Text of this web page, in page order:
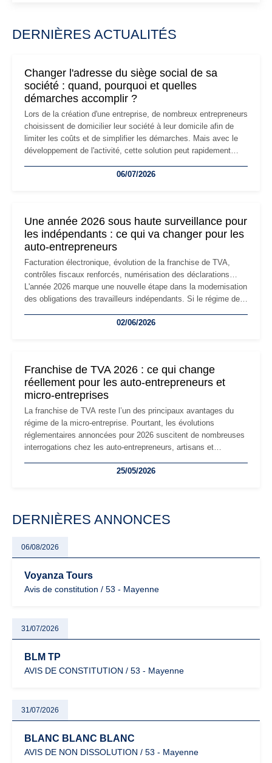
DERNIÈRES ACTUALITÉS
Changer l'adresse du siège social de sa
société : quand, pourquoi et quelles
démarches accomplir ?
Lors de la création d'une entreprise, de nombreux entrepreneurs
choisissent de domicilier leur société à leur domicile afin de
limiter les coûts et de simplifier les démarches. Mais avec le
développement de l'activité, cette solution peut rapidement
professionnels, recrutement, image de marque… Le
06/07/2026
Une année 2026 sous haute surveillance pour
les indépendants : ce qui va changer pour les
auto-entrepreneurs
Facturation électronique, évolution de la franchise de TVA,
contrôles fiscaux renforcés, numérisation des déclarations…
L'année 2026 marque une nouvelle étape dans la modernisation
des obligations des travailleurs indépendants. Si le régime de
les auto-entrepreneurs devront s'adapter à un environnement
02/06/2026
Franchise de TVA 2026 : ce qui change
réellement pour les auto-entrepreneurs et
micro-entreprises
La franchise de TVA reste l’un des principaux avantages du
régime de la micro-entreprise. Pourtant, les évolutions
réglementaires annoncées pour 2026 suscitent de nombreuses
interrogations chez les auto-entrepreneurs, artisans et
facturation ou risque de bascule vers la TVA : les règles
25/05/2026
DERNIÈRES ANNONCES
06/08/2026
Voyanza Tours
Avis de constitution / 53 - Mayenne
31/07/2026
BLM TP
AVIS DE CONSTITUTION / 53 - Mayenne
31/07/2026
BLANC BLANC BLANC
AVIS DE NON DISSOLUTION / 53 - Mayenne